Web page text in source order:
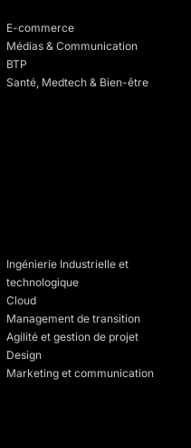
E-commerce
Médias & Communication
BTP
Santé, Medtech & Bien-être
Ingénierie Industrielle et
technologique
Cloud
Management de transition
Agilité et gestion de projet
Design
Marketing et communication